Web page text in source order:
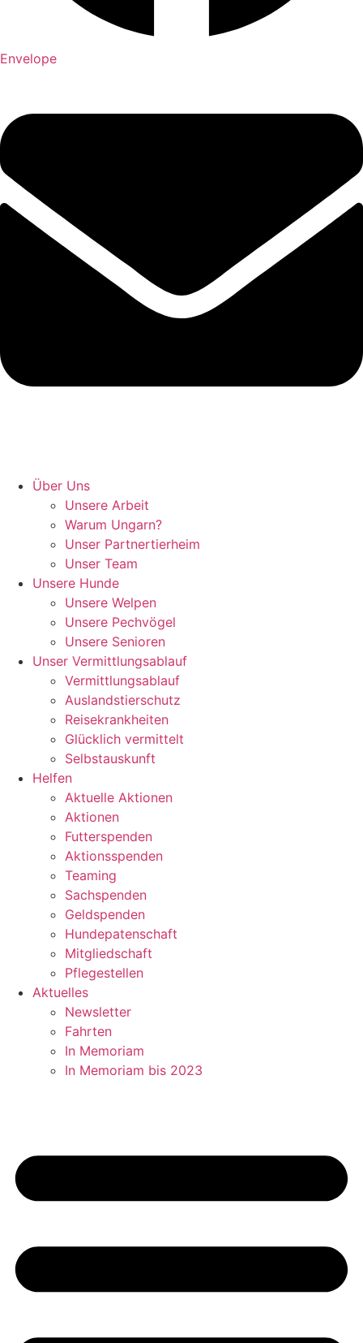
Envelope
Über Uns
Unsere Arbeit
Warum Ungarn?
Unser Partnertierheim
Unser Team
Unsere Hunde
Unsere Welpen
Unsere Pechvögel
Unsere Senioren
Unser Vermittlungsablauf
Vermittlungsablauf
Auslandstierschutz
Reisekrankheiten
Glücklich vermittelt
Selbstauskunft
Helfen
Aktuelle Aktionen
Aktionen
Futterspenden
Aktionsspenden
Teaming
Sachspenden
Geldspenden
Hundepatenschaft
Mitgliedschaft
Pflegestellen
Aktuelles
Newsletter
Fahrten
In Memoriam
In Memoriam bis 2023